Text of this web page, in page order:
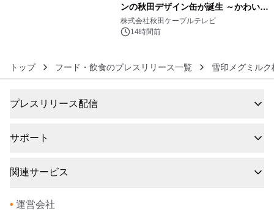
ンの秋田デザイン缶が誕生 ～かわいい
秋田犬の子犬と秋田の四季と名所を巡
るパッケージ～ 9月1日(火)秋田県内で
株式会社秋田ケーブルテレビ
14時間前
トップ フード・飲食のプレスリリース一覧 雪印メグミルク
プレスリリース配信
サポート
関連サービス
• 運営会社